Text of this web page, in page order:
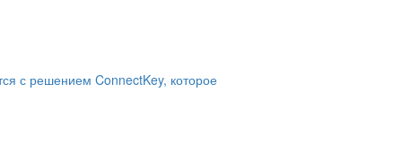
с решением ConnectKey, которое